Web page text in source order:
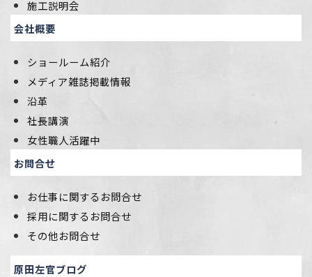
施工説明会
会社概要
ショールーム紹介
メディア雑誌掲載情報
沿革
社長講演
女性職人活躍中
お問合せ
お仕事に関するお問合せ
採用に関するお問合せ
その他お問合せ
原田左官ブログ